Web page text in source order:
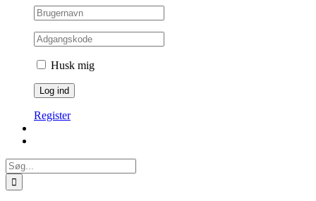
Husk mig
Register
Søg
efter: